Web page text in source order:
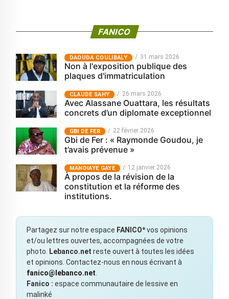
FANICO
‎DAOUDA COULIBALY 31 mars 2026
Non à l'exposition publique des
plaques d'immatriculation
CLAUDE SAHY 26 mars 2026
Avec Alassane Ouattara, les résultats
concrets d’un diplomate exceptionnel
GBI DE FER 22 février 2026
Gbi de Fer : « Raymonde Goudou, je
t’avais prévenue »
MANDIAYE GAYE 12 janvier 2026
À propos de la révision de la
constitution et la réforme des
institutions.
Partagez sur notre espace FANICO*vos opinions
et/ou lettres ouvertes, accompagnées de votre
photo.
Lebanco.net reste ouvert à toutes les idées
et opinions. Contactez-nous en nous écrivant à
fanico@lebanco.net
Fanico : espace communautaire de lessive en
malinké